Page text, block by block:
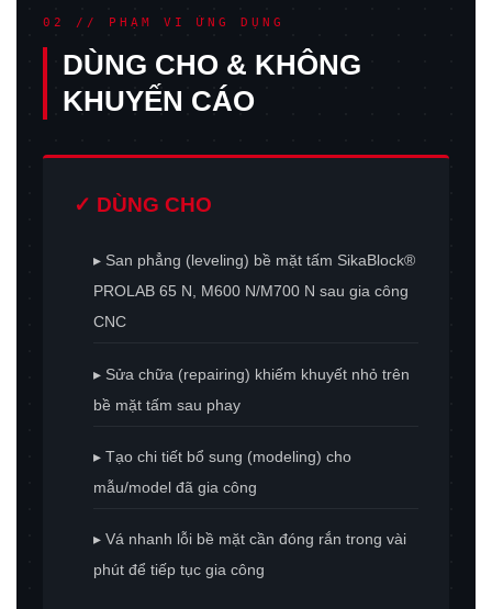
02 // PHẠM VI ỨNG DỤNG
DÙNG CHO & KHÔNG
KHUYẾN CÁO
✓ DÙNG CHO
▸ San phẳng (leveling) bề mặt tấm SikaBlock®
PROLAB 65 N, M600 N/M700 N sau gia công
CNC
▸ Sửa chữa (repairing) khiếm khuyết nhỏ trên
bề mặt tấm sau phay
▸ Tạo chi tiết bổ sung (modeling) cho
mẫu/model đã gia công
▸ Vá nhanh lỗi bề mặt cần đóng rắn trong vài
phút để tiếp tục gia công